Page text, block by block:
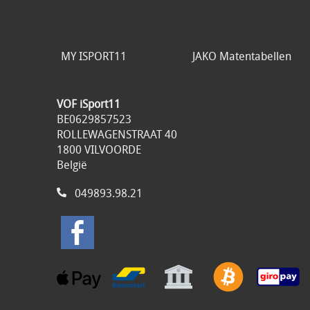
MY ISPORT11 JAKO Matentabellen
VOF iSport11
BE0629857523
ROLLEWAGENSTRAAT 40
1800 VILVOORDE
België
049893.98.21